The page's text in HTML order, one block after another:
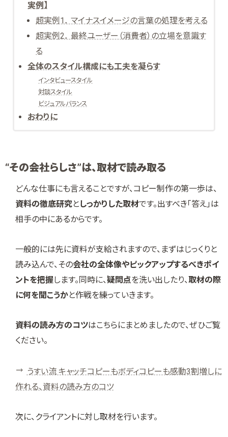
実例】
超実例1． マイナスイメージの言葉の処理を考える
超実例2． 最終ユーザー（消費者）の立場を意識す
る
全体のスタイル構成にも工夫を凝らす
インタビュースタイル
対談スタイル
ビジュアルバランス
おわりに
“その会社らしさ”は、取材で読み取る
どんな仕事にも言えることですが、コピー制作の第一歩は、
資料の徹底研究としっかりした取材です。出すべき「答え」は
相手の中にあるからです。
一般的には先に資料が支給されますので、まずはじっくりと
読み込んで、その会社の全体像やピックアップするべきポイ
ントを把握します。同時に、疑問点を洗い出したり、取材の際
に何を聞こうかと作戦を練っていきます。
資料の読み方のコツはこちらにまとめましたので、ぜひご覧
ください。
うすい流 キャッチコピーもボディコピーも感動3割増しに
作れる、資料の読み方のコツ
次に、クライアントに対し取材を行います。